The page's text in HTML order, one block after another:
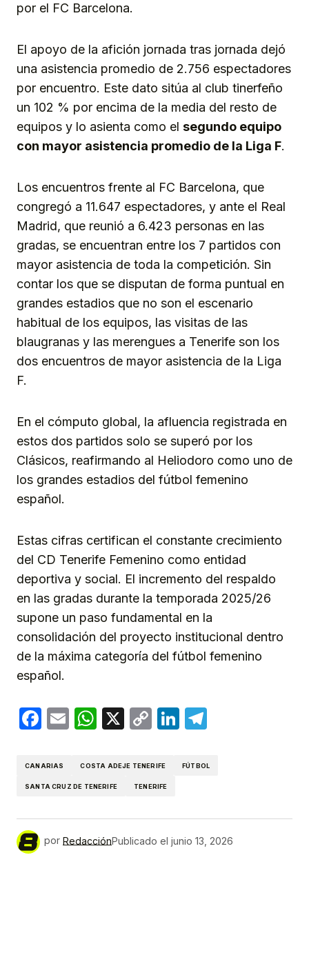
por el FC Barcelona.
El apoyo de la afición jornada tras jornada dejó
una asistencia promedio de 2.756 espectadores
por encuentro. Este dato sitúa al club tinerfeño
un 102 % por encima de la media del resto de
equipos y lo asienta como el segundo equipo
con mayor asistencia promedio de la Liga F.
Los encuentros frente al FC Barcelona, que
congregó a 11.647 espectadores, y ante el Real
Madrid, que reunió a 6.423 personas en las
gradas, se encuentran entre los 7 partidos con
mayor asistencia de toda la competición. Sin
contar los que se disputan de forma puntual en
grandes estadios que no son el escenario
habitual de los equipos, las visitas de las
blaugranas y las merengues a Tenerife son los
dos encuentros de mayor asistencia de la Liga
F.
En el cómputo global, la afluencia registrada en
estos dos partidos solo se superó por los
Clásicos, reafirmando al Heliodoro como uno de
los grandes estadios del fútbol femenino
español.
Estas cifras certifican el constante crecimiento
del CD Tenerife Femenino como entidad
deportiva y social. El incremento del respaldo
en las gradas durante la temporada 2025/26
supone un paso fundamental en la
consolidación del proyecto institucional dentro
de la máxima categoría del fútbol femenino
español.
Facebook
EmailWhatsApp
X
CopyLinkedIn
CANARIAS COSTA ADEJE TENERIFE FÚTBOL
SANTA CRUZ DE TENERIFE TENERIFE
por RedacciónPublicado el junio 13, 2026